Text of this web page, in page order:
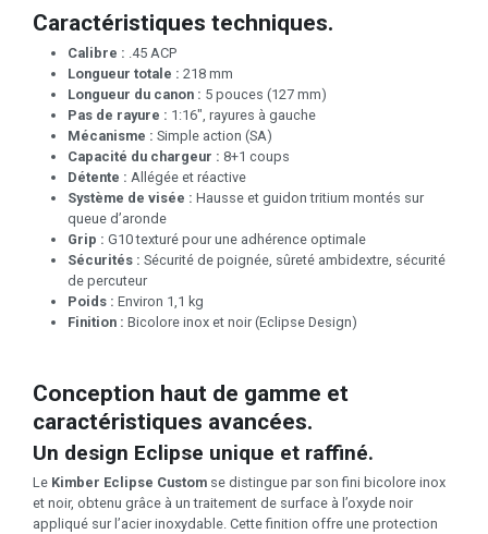
Caractéristiques techniques.
Calibre : .45 ACP
Longueur totale : 218 mm
Longueur du canon : 5 pouces (127 mm)
Pas de rayure : 1:16", rayures à gauche
Mécanisme : Simple action (SA)
Capacité du chargeur : 8+1 coups
Détente : Allégée et réactive
Système de visée : Hausse et guidon tritium montés sur
queue d’aronde
Grip : G10 texturé pour une adhérence optimale
Sécurités : Sécurité de poignée, sûreté ambidextre, sécurité
de percuteur
Poids : Environ 1,1 kg
Finition : Bicolore inox et noir (Eclipse Design)
Conception haut de gamme et
caractéristiques avancées.
Un design Eclipse unique et raffiné.
Le Kimber Eclipse Custom se distingue par son fini bicolore inox
et noir, obtenu grâce à un traitement de surface à l’oxyde noir
appliqué sur l’acier inoxydable. Cette finition offre une protection